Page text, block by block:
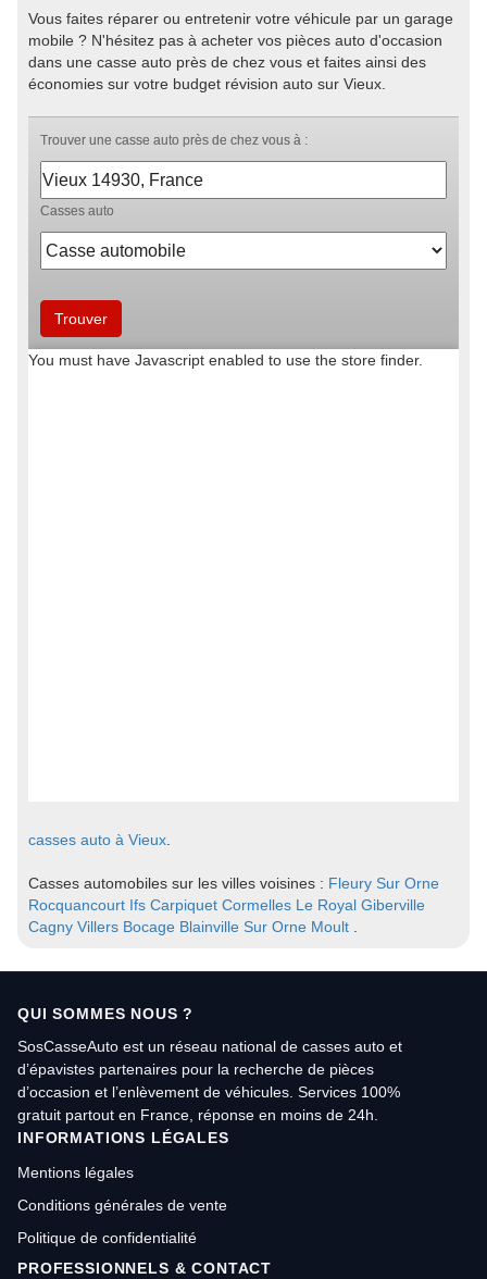
Vous faites réparer ou entretenir votre véhicule par un garage
mobile ? N'hésitez pas à acheter vos pièces auto d'occasion
dans une casse auto près de chez vous et faites ainsi des
économies sur votre budget révision auto sur Vieux.
casses auto à Vieux
Casses automobiles sur les villes voisines : Fleury Sur Orne
Rocquancourt Ifs Carpiquet Cormelles Le Royal Giberville
Cagny Villers Bocage Blainville Sur Orne Moult
QUI SOMMES NOUS ?
SosCasseAuto est un réseau national de casses auto et
d’épavistes partenaires pour la recherche de pièces
d’occasion et l’enlèvement de véhicules. Services 100%
gratuit partout en France, réponse en moins de 24h.
INFORMATIONS LÉGALES
Mentions légales
Conditions générales de vente
Politique de confidentialité
PROFESSIONNELS & CONTACT